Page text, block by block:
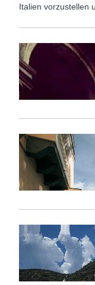
Italien vorzustellen